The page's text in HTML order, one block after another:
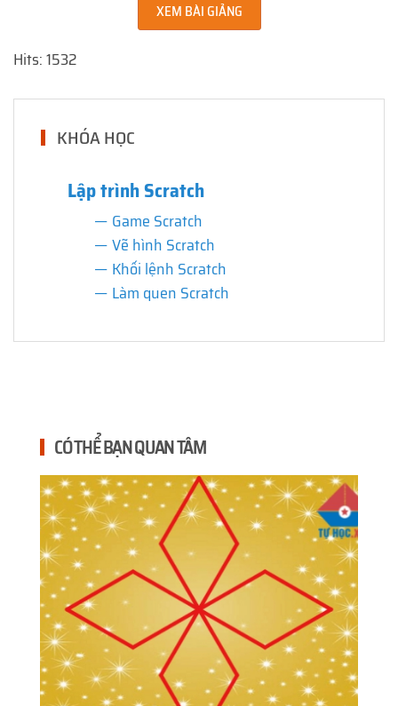
XEM BÀI GIẢNG
Hits: 1532
KHÓA HỌC
Lập trình Scratch
Game Scratch
Vẽ hình Scratch
Khối lệnh Scratch
Làm quen Scratch
CÓ THỂ BẠN QUAN TÂM